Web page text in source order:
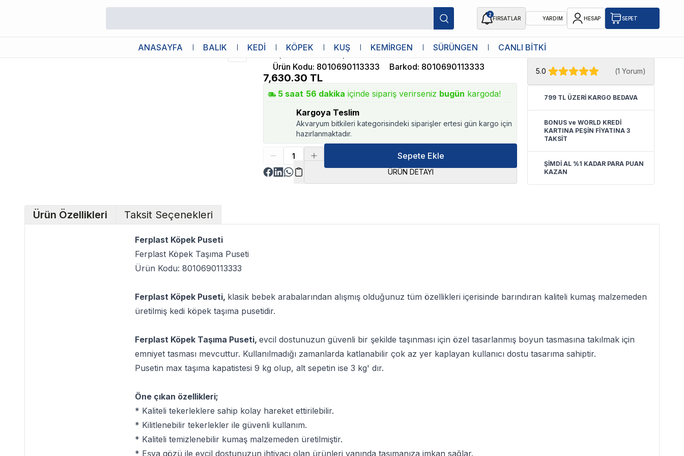
2
FIRSATLAR YARDIM HESAP SEPET
ANASAYFA BALIK KEDİ KÖPEK KUŞ KEMİRGEN SÜRÜNGEN CANLI BİTKİ
Ferplast
Ferplast Kedi Köpek Gezdirme Puseti
Ürün Kodu: 8010690113333 Barkod: 8010690113333
7,630.30 TL
5 saat 56 dakika içinde sipariş verirseniz bugün kargoda!
Kargoya Teslim
Akvaryum bitkileri kategorisindeki siparişler ertesi gün kargo için
hazırlanmaktadır.
Sepete Ekle
ÜRÜN DETAYI
★ Atakan Petshop,
satıcısıdır.
5.0 (1 Yorum)
799 TL ÜZERİ KARGO BEDAVA
BONUS ve WORLD KREDİ
KARTINA PEŞİN FİYATINA 3
TAKSİT
ŞİMDİ AL %1 KADAR PARA PUAN
KAZAN
Ürün Özellikleri Taksit Seçenekleri
Ferplast Köpek Puseti
Ferplast Köpek Taşıma Puseti
Ürün Kodu: 8010690113333
Ferplast Köpek Puseti, klasik bebek arabalarından alışmış olduğunuz tüm özellikleri içerisinde barındıran kaliteli kumaş malzemeden
üretilmiş kedi köpek taşıma pusetidir.
Ferplast Köpek Taşıma Puseti, evcil dostunuzun güvenli bir şekilde taşınması için özel tasarlanmış boyun tasmasına takılmak için
emniyet tasması mevcuttur. Kullanılmadığı zamanlarda katlanabilir çok az yer kaplayan kullanıcı dostu tasarıma sahiptir.
Pusetin max taşıma kapatistesi 9 kg olup, alt sepetin ise 3 kg' dır.
Öne çıkan özellikleri;
* Kaliteli tekerleklere sahip kolay hareket ettirilebilir.
* Kilitlenebilir tekerlekler ile güvenli kullanım.
* Kaliteli temizlenebilir kumaş malzemeden üretilmiştir.
* Eşya gözü ile evcil dostunuzun ihtiyacı olan ürünleri yanında taşımanıza imkan sağlar.